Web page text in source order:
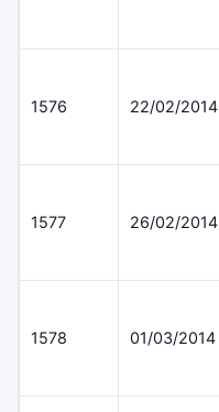
1576 22/02/2014
1577 26/02/2014
1578 01/03/2014